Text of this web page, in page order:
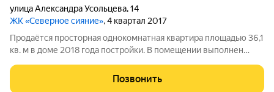
улица Александра Усольцева,14
ЖК «Северное сияние», 4 квартал 2017
Продаётся просторная однокомнатная квартира площадью 36,1
кв. м в доме 2018 года постройки. В помещении выполнен
договорённости. Высота потолков 2,7 м, отдельного внимания
заслуживает
Позвонить